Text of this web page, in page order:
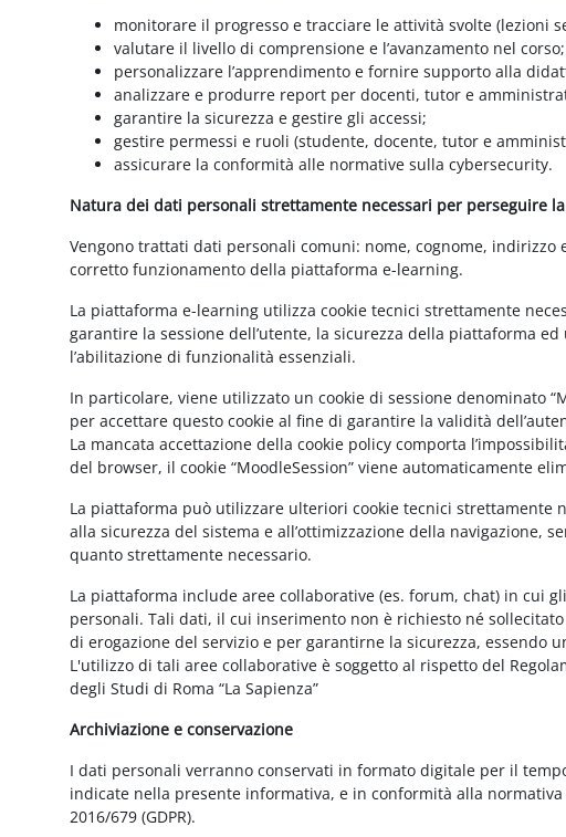
monitorare il progresso e tracciare le attività svolte (lezioni
valutare il livello di comprensione e l’avanzamento nel corso;
personalizzare l’apprendimento e fornire supporto alla
analizzare e produrre report per docenti, tutor e
garantire la sicurezza e gestire gli accessi;
gestire permessi e ruoli (studente, docente, tutor e
assicurare la conformità alle normative sulla cybersecurity.
Natura dei dati personali strettamente necessari per perseguire
Vengono trattati dati personali comuni: nome, cognome, indirizzo
corretto funzionamento della piattaforma e-learning.
La piattaforma e-learning utilizza cookie tecnici strettamente
garantire la sessione dell’utente, la sicurezza della piattaforma
l’abilitazione di funzionalità essenziali.
In particolare, viene utilizzato un cookie di sessione denominato
per accettare questo cookie al fine di garantire la validità
La mancata accettazione della cookie policy comporta
del browser, il cookie “MoodleSession” viene automaticamente
La piattaforma può utilizzare ulteriori cookie tecnici strettamente
alla sicurezza del sistema e all’ottimizzazione della navigazione,
quanto strettamente necessario.
La piattaforma include aree collaborative (es. forum, chat) in cui
personali. Tali dati, il cui inserimento non è richiesto né
di erogazione del servizio e per garantirne la sicurezza, essendo
L'utilizzo di tali aree collaborative è soggetto al rispetto del
degli Studi di Roma “La Sapienza”
Archiviazione e conservazione
I dati personali verranno conservati in formato digitale per il
indicate nella presente informativa, e in conformità alla
2016/679 (GDPR).